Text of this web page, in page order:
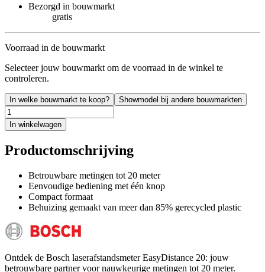
Bezorgd in bouwmarkt
gratis
Voorraad in de bouwmarkt
Selecteer jouw bouwmarkt om de voorraad in de winkel te
controleren.
In welke bouwmarkt te koop? Showmodel bij andere bouwmarkten
In winkelwagen
Productomschrijving
Betrouwbare metingen tot 20 meter
Eenvoudige bediening met één knop
Compact formaat
Behuizing gemaakt van meer dan 85% gerecycled plastic
Ontdek de Bosch laserafstandsmeter EasyDistance 20: jouw
betrouwbare partner voor nauwkeurige metingen tot 20 meter.